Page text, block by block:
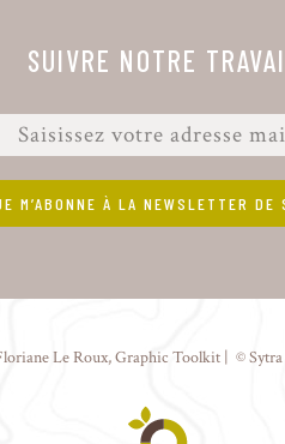
SUIVRE NOTRE
Le Roux,Graphic Toolkit | ©